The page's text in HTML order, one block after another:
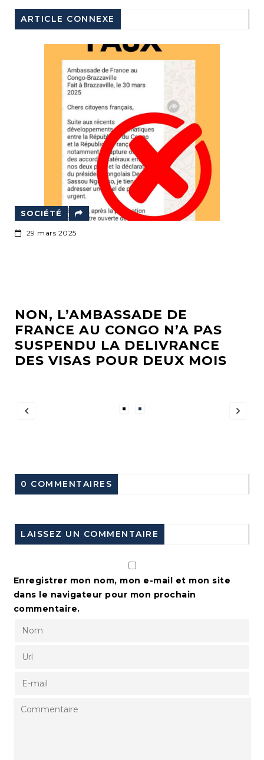
ARTICLE CONNEXE
SOCIÉTÉ
29 mars 2025
NON, L’AMBASSADE DE
FRANCE AU CONGO N’A PAS
SUSPENDU LA DELIVRANCE
DES VISAS POUR DEUX MOIS
0 COMMENTAIRES
LAISSEZ UN COMMENTAIRE
Enregistrer mon nom, mon e-mail et mon site
dans le navigateur pour mon prochain
commentaire.